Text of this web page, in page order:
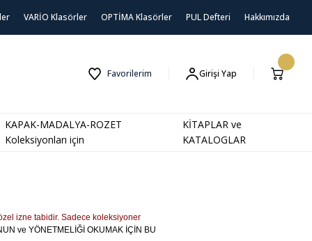
VARİO Klasörler OPTİMA Klasörler PUL Defteri Hakkımızda
Favorilerim Girişi Yap
KAPAK-MADALYA-ROZET
Koleksiyonları için
KİTAPLAR ve
KATALOGLAR
özel izne tabidir. Sadece koleksiyoner
ve YÖNETMELİĞİ OKUMAK İÇİN BU